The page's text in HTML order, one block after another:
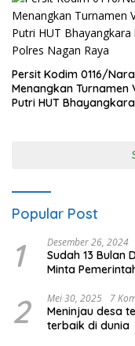
Persit Kodim 0116/
Menangkan Turnamen
Putri HUT
Popular Post
1 Desember 26, 2024
Sudah 13 Bulan
Minta
2 Mei 30, 2025 7
Meninjau desa
terbaik di dunia